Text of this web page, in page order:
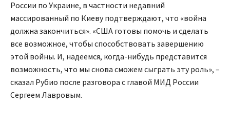
России по Украине, в частности недавний
массированный по Киеву подтверждают, что «война
должна закончиться». «США готовы помочь и сделать
все возможное, чтобы способствовать завершению
этой войны. И, надеемся, когда-нибудь представится
возможность, что мы снова сможем сыграть эту роль», –
сказал Рубио после разговора с главой МИД России
Сергеем Лавровым.